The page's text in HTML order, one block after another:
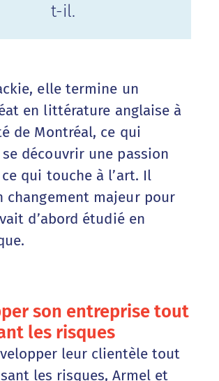
t-il.
elle termine un
en littérature anglaise à
de Montréal, ce qui
se découvrir une passion
qui touche à l’art. Il
changement majeur pour
d’abord étudié en
son entreprise tout
les risques
leur clientèle tout
les risques, Armel et